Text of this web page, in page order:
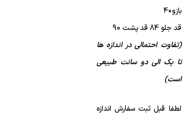
بازو۴۰
قد جلو 84 قد پشت 90
(تفاوت احتمالی در اندازه ها
تا یک الی دو سانت طبیعی
است)
لطفا قبل ثبت سفارش اندازه